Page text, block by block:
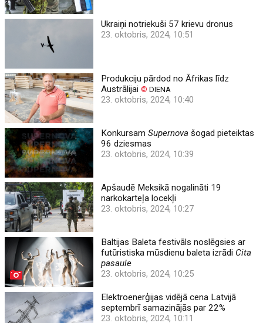
Ukraiņi notriekuši 57 krievu dronus
23. oktobris, 2024, 10:51
Produkciju pārdod no Āfrikas līdz
Austrālijai© DIENA
23. oktobris, 2024, 10:40
KonkursamSupernova šogad pieteiktas
96 dziesmas
23. oktobris, 2024, 10:39
Apšaudē Meksikā nogalināti 19
narkokarteļa locekļi
23. oktobris, 2024, 10:27
Baltijas Baleta festivāls noslēgsies ar
futūristiska mūsdienu baleta izrādi Cita
pasaule
23. oktobris, 2024, 10:25
Elektroenerģijas vidējā cena Latvijā
septembrī samazinājās par 22%
23. oktobris, 2024, 10:11